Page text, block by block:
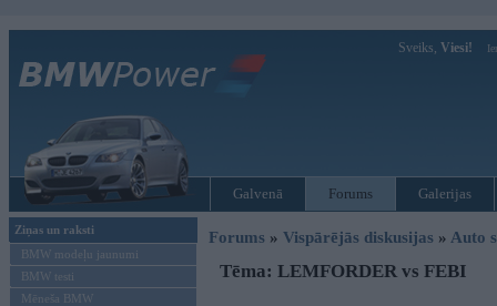
Sveiks, Viesi!
Galvenā Forums Galerijas
Ziņas un raksti
BMW modeļu jaunumi
BMW testi
Mēneša BMW
Forums » Vispārējās diskusijas » Auto
Tēma: LEMFORDER vs FEBI